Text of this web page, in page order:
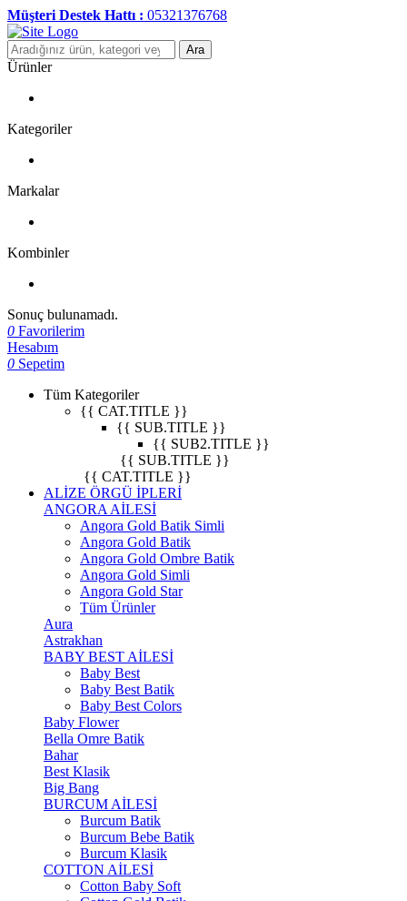
Müşteri Destek Hattı : 05321376768
Ara
Ürünler
Kategoriler
Markalar
Kombinler
Sonuç bulunamadı.
0 Favorilerim
Hesabım
0 Sepetim
Tüm Kategoriler
{{ CAT.TITLE }}
{{ SUB.TITLE }}
{{ SUB2.TITLE }}
{{ SUB.TITLE }}
{{ CAT.TITLE }}
ALİZE ÖRGÜ İPLERİ
ANGORA AİLESİ
Angora Gold Batik Simli
Angora Gold Batik
Angora Gold Ombre Batik
Angora Gold Simli
Angora Gold Star
Tüm Ürünler
Aura
Astrakhan
BABY BEST AİLESİ
Baby Best
Baby Best Batik
Baby Best Colors
Baby Flower
Bella Omre Batik
Bahar
Best Klasik
Big Bang
BURCUM AİLESİ
Burcum Batik
Burcum Bebe Batik
Burcum Klasik
COTTON AİLESİ
Cotton Baby Soft